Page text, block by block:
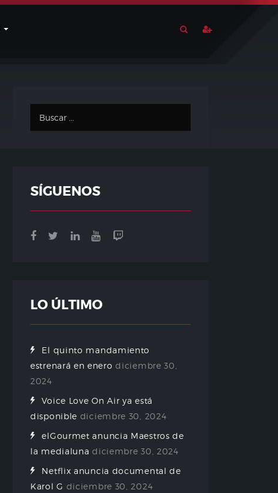
SÍGUENOS
LO ÚLTIMO
El quinto mandamiento
estrenará en enero diciembre 30,
2024
Voice Love On Air ya está
disponible diciembre 30, 2024
elGourmet anuncia Maestros de
la medialuna diciembre 30, 2024
Netflix anuncia documental de
Karol G diciembre 30, 2024